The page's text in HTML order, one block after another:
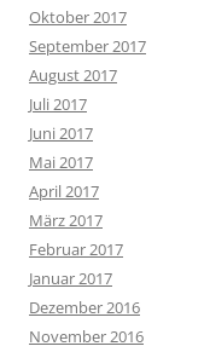
Oktober 2017
September 2017
August 2017
Juli 2017
Juni 2017
Mai 2017
April 2017
März 2017
Februar 2017
Januar 2017
Dezember 2016
November 2016